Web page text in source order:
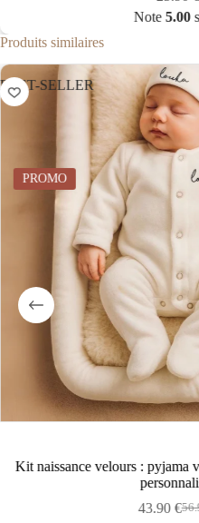
Produits similaires
& pochon